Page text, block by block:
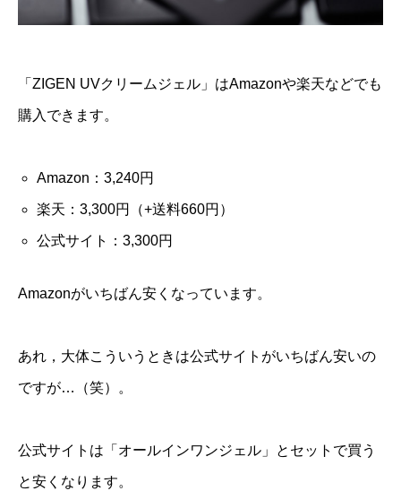
「ZIGEN UVクリームジェル」はAmazonや楽天などでも
購入できます。
Amazon：3,240円
楽天：3,300円（+送料660円）
公式サイト：3,300円
Amazonがいちばん安くなっています。
あれ，大体こういうときは公式サイトがいちばん安いの
ですが…（笑）。
公式サイトは「オールインワンジェル」とセットで買う
と安くなります。